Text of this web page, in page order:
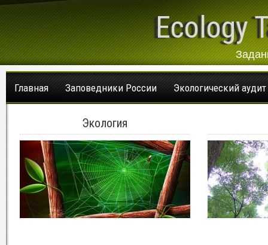
Ecology
Главная Заповедники России Экологический аудит
Экология